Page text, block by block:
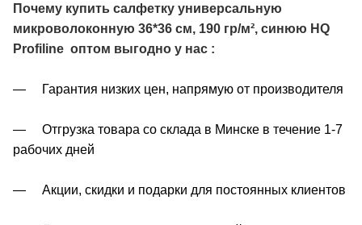
Почему купить салфетку универсальную
микроволоконную 36*36 см, 190 гр/м², синюю HQ
Profiline оптом выгодно у нас :
— Гарантия низких цен, напрямую от производителя
— Отгрузка товара со склада в Минске в течение 1-7
рабочих дней
— Акции, скидки и подарки для постоянных клиентов